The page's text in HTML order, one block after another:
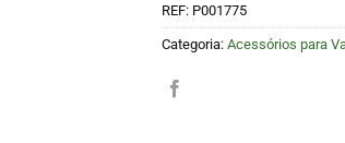
REF: P001775
Categoria: Acessórios para